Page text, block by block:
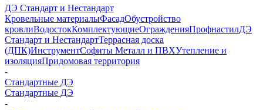
ДЭ Стандарт и Нестандарт
Кровельные материалыФасадОбустройство
кровлиВодостокКомплектующиеОгражденияПрофнастилДЭ
Стандарт и НестандартТеррасная доска
(ДПК)ИнструментСофиты Металл и ПВХУтепление и
изоляцияПридомовая территория
-
Стандартные ДЭ
Стандартные ДЭ
-